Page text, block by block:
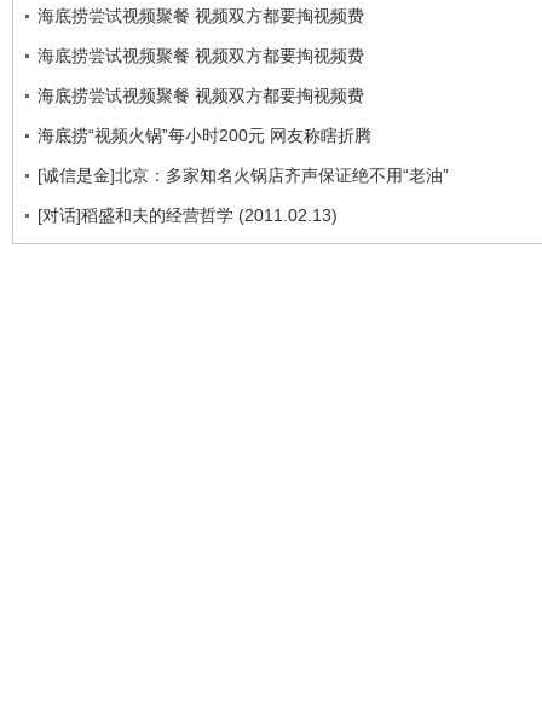
海底捞尝试视频聚餐 视频双方都要掏视频费
海底捞尝试视频聚餐 视频双方都要掏视频费
海底捞尝试视频聚餐 视频双方都要掏视频费
海底捞“视频火锅”每小时200元 网友称瞎折腾
[诚信是金]北京：多家知名火锅店齐声保证绝不用“老油”
[对话]稻盛和夫的经营哲学 (2011.02.13)